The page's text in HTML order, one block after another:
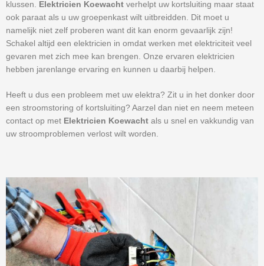
klussen. Elektricien Koewacht verhelpt uw kortsluiting maar staat
ook paraat als u uw groepenkast wilt uitbreidden. Dit moet u
namelijk niet zelf proberen want dit kan enorm gevaarlijk zijn!
Schakel altijd een elektricien in omdat werken met elektriciteit veel
gevaren met zich mee kan brengen. Onze ervaren elektricien
hebben jarenlange ervaring en kunnen u daarbij helpen.
Heeft u dus een probleem met uw elektra? Zit u in het donker door
een stroomstoring of kortsluiting? Aarzel dan niet en neem meteen
contact op met Elektricien Koewacht als u snel en vakkundig van
uw stroomproblemen verlost wilt worden.